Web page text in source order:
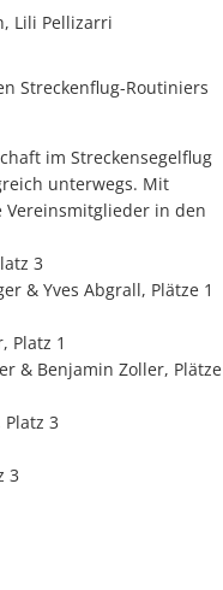
Lili Pellizarri
Streckenflug-Routiniers
im Streckensegelflug
unterwegs. Mit
in den
3
& Yves Abgrall, Plätze 1
Platz 1
& Benjamin Zoller, Plätze
3
3